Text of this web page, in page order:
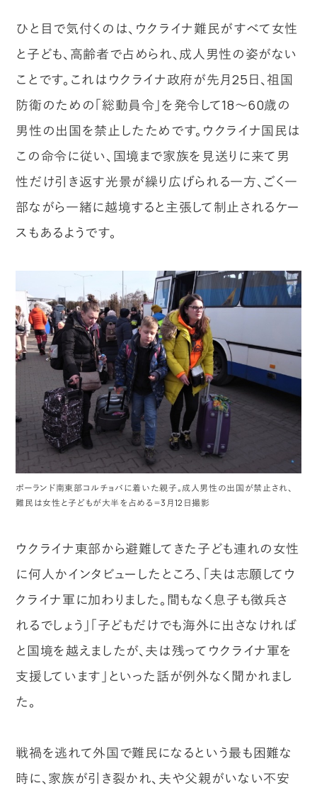
ひと目で気付くのは、ウクライナ難民がすべて女性
と子ども、高齢者で占められ、成人男性の姿がない
ことです。これはウクライナ政府が先月25日、祖国
防衛のための「総動員令」を発令して18～60歳の
男性の出国を禁止したためです。ウクライナ国民は
この命令に従い、国境まで家族を見送りに来て男
性だけ引き返す光景が繰り広げられる一方、ごく一
部ながら一緒に越境すると主張して制止されるケー
スもあるようです。
ポーランド南東部コルチョバに着いた親子。成人男性の出国が禁止され、
難民は女性と子どもが大半を占める＝3月12日撮影
ウクライナ東部から避難してきた子ども連れの女性
に何人かインタビューしたところ、「夫は志願してウ
クライナ軍に加わりました。間もなく息子も徴兵さ
れるでしょう」「子どもだけでも海外に出さなければ
と国境を越えましたが、夫は残ってウクライナ軍を
支援しています」といった話が例外なく聞かれまし
た。
戦禍を逃れて外国で難民になるという最も困難な
時に、家族が引き裂かれ、夫や父親がいない不安